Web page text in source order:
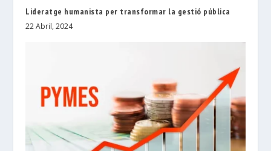
Lideratge humanista per transformar la gestió pública
22 Abril, 2024